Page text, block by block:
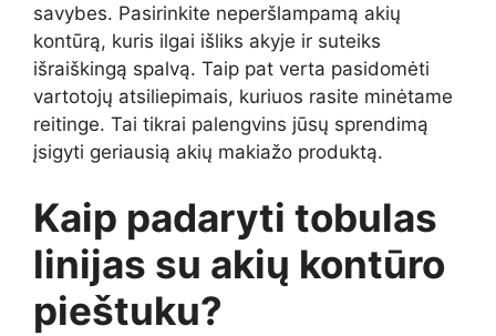
savybes. Pasirinkite neperšlampamą akių
kontūrą, kuris ilgai išliks akyje ir suteiks
išraiškingą spalvą. Taip pat verta pasidomėti
vartotojų atsiliepimais, kuriuos rasite minėtame
reitinge. Tai tikrai palengvins jūsų sprendimą
įsigyti geriausią akių makiažo produktą.
Kaip padaryti tobulas
linijas su akių kontūro
pieštuku?